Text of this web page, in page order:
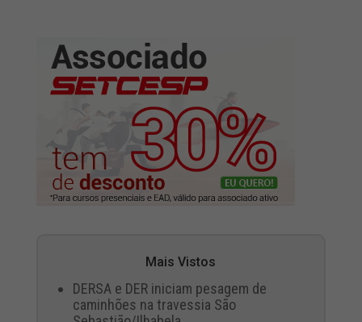
Mais Vistos
DERSA e DER iniciam pesagem de
caminhões na travessia São